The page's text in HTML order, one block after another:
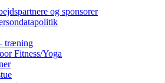
og sponsorer
træning
Fitness/Yoga